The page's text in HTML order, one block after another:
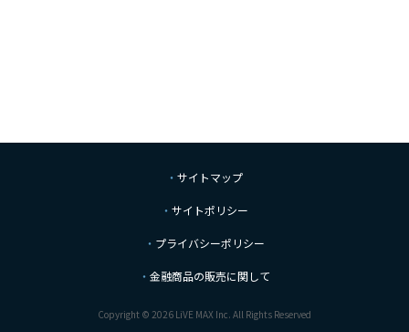
サイトマップ
サイトポリシー
プライバシーポリシー
金融商品の販売に関して
Copyright © 2026 LiVE MAX Inc. All Rights Reserved